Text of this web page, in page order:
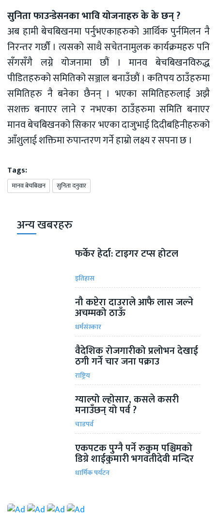
सुनिता फाउन्डेसनका भावि योजनाहरु के के छन् ?
अब हामी बेचबिखनमा पर्नुभएकाहरुको आर्थिक पुर्नमिलन नै
निरन्तर गर्छौं । त्यसको साथै सचेतनामुलक कार्यक्रमहरु पनि
सँगसँगै लग्ने योजनामा छौं । मानव बेचबिखनविरुद्ध
पीडितहरुको समितिको सञ्जाल बनाउँछौं । कतिपय ठाउँहरुमा
समितिहरु नै बनेका छैनन् । भएका समितिहरुलाई अझै
सशक्त बनाएर लाने र नभएका ठाउँहरुमा समिति बनाएर
मानव बेचबिखनको सिकार भएका दाजुभाई दिदीबहिनीहरुको
आँशुलाई शक्तिमा रुपान्तरण गर्ने हाम्रो लक्ष्य र सपना छ ।
Tags:
मानव बेचबिखन सुनिता दनुवार
अन्य खबरहरु
फर्केर हेर्दा: टाइगर टप्स होटल
इतिहास
नौ कप्टेरा दाउराले आफै लास जल्ने
अचम्मको ठाऊँ
धर्मसंस्कार
वैदेशिक रोजगारीको प्रलोभन देखाई
ठगी गर्ने चार जना पक्राउ
राष्ट्रिय
ग्याल्पो ल्होसार, कसले कसरी
मनाउँछन् यो पर्व ?
चाडपर्व
एकपटक पुग्‍नै पर्ने रुकुम पश्चिमको
डिग्रे शाईकुमारी भगवतीदेवी मन्दिर
धार्मिक पर्यटन